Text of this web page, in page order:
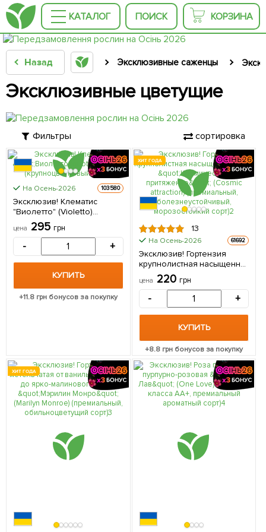
КАТАЛОГ ПОИСК КОРЗИНА
Назад Эксклюзивные саженцы
Эксклюзивные цветущие
Фильтры сортировка
На Осень-2026 103580
Эксклюзив! Клематис
"Виолетто" (Violetto)
(крупноцветковый сорт) 1
саженец в упаковке
цена 295 грн
- +
КУПИТЬ
+11.8 грн бонусов за покупку
ХИТ ГОДА
13
На Осень-2026 61692
Эксклюзив! Гортензия
крупнолистная насыщенно-
синяя "Космическое
притяжение" (Cosmic
attraction) (премиальный,
болезнеустойчивый,
морозостойкий сорт) 1
саженец в упаковке
цена 220 грн
- +
КУПИТЬ
+8.8грн бонусов за покупку
ХИТ ГОДА